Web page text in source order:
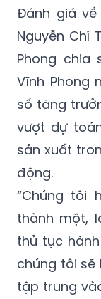
Đánh giá
Nguyễn Chí
Phong chia
Vĩnh Phong
số tăng
vượt dự
sản xuất
động.
“Chúng tôi
thành một,
thủ tục
chúng tôi
tập trung